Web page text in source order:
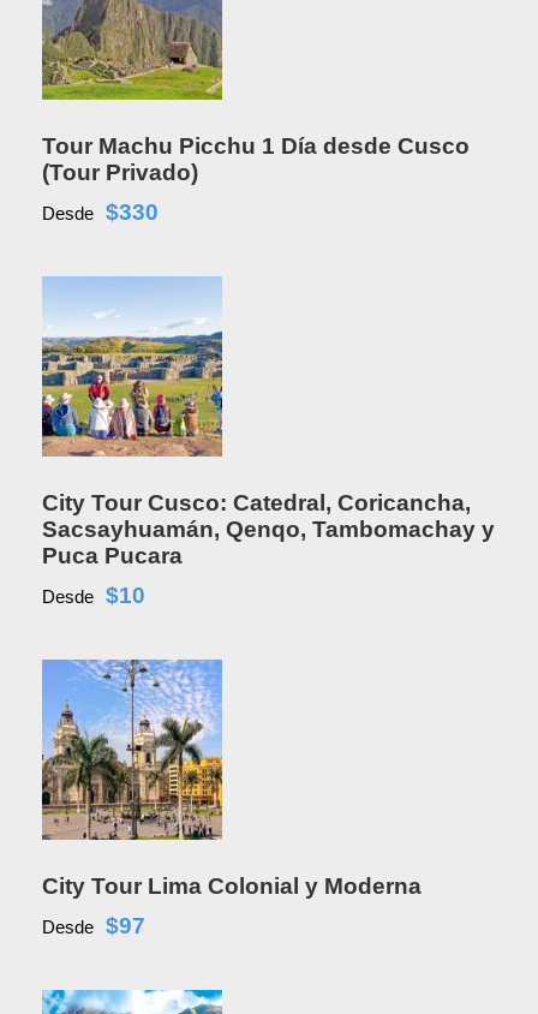
Tour Machu Picchu 1 Día desde Cusco
(Tour Privado)
Desde $330
City Tour Cusco: Catedral, Coricancha,
Sacsayhuamán, Qenqo, Tambomachay y
Puca Pucara
Desde $10
City Tour Lima Colonial y Moderna
Desde $97